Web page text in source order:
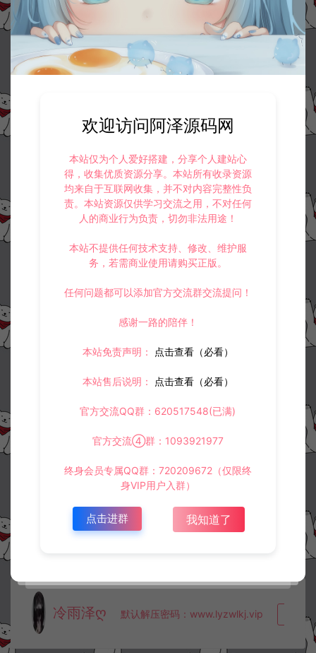
资源下载
此资源下载价格为 100 星钻，请先 登录
©版权免责声明
若您需要商业运营或用于其他商业活动，请您购买正版授权并合法
如果本站有侵犯、不妥之处的资源，请在网站右边客服联系我们。
本站提供的所有资源仅供参考学习使用，不存在任何商业目的与商
侵权联系邮箱：32838727@qq.com
https://www.lyzwlkj.vip/36726/dzht/
冷雨泽ღ 默认解压密码：www.lyzwlkj.vip 复
欢迎访问阿泽源码网
本站仅为个人爱好搭建，分享个人建站心
得，收集优质资源分享。本站所有收录资源
均来自于互联网收集，并不对内容完整性负
责。本站资源仅供学习交流之用，不对任何
人的商业行为负责，切勿非法用途！
本站不提供任何技术支持、修改、维护服
务，若需商业使用请购买正版。
任何问题都可以添加官方交流群交流提问！
感谢一路的陪伴！
本站免责声明： 点击查看（必看）
本站售后说明： 点击查看（必看）
官方交流QQ群：620517548(已满)
官方交流④群：1093921977
终身会员专属QQ群：720209672（仅限终
身VIP用户入群）
点击进群 我知道了